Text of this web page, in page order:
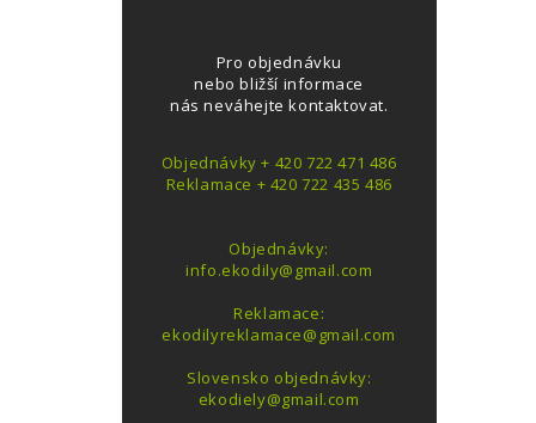
Pro objednávku
nebo bližší informace
nás neváhejte kontaktovat.
Objednávky + 420 722 471 486
Reklamace + 420 722 435 486
Objednávky:
info.ekodily@gmail.com
Reklamace:
ekodilyreklamace@gmail.com
Slovensko objednávky:
ekodiely@gmail.com